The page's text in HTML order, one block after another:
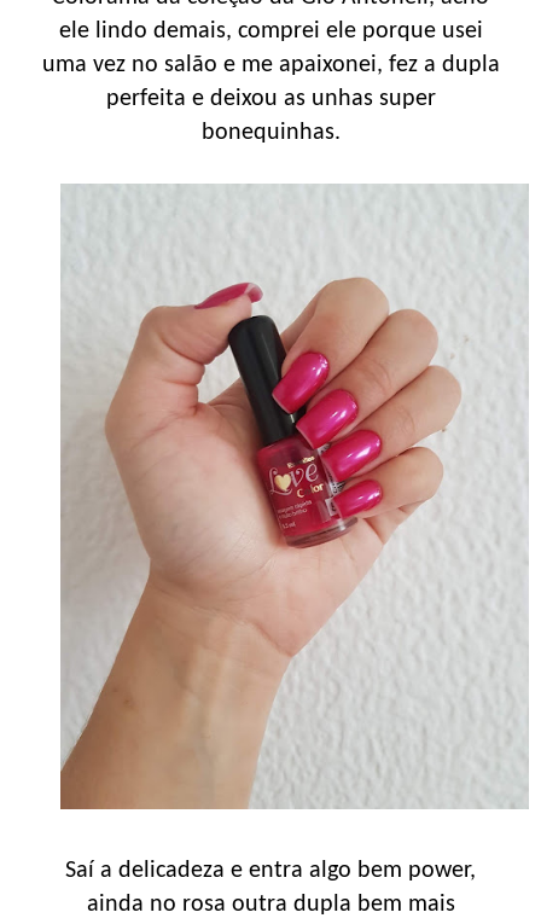
ele lindo demais, comprei ele porque usei
uma vez no salão e me apaixonei, fez a dupla
perfeita e deixou as unhas super
bonequinhas.
Saí a delicadeza e entra algo bem power,
ainda no rosa outra dupla bem mais